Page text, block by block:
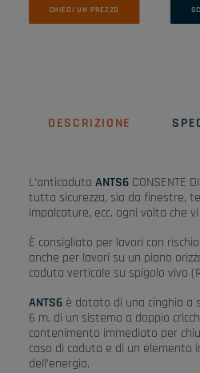
CHIEDI UN PREZZO
DESCRIZIONE
L’anticaduta ANTS6 CONSENTE
tutta sicurezza, sia da finestre,
impalcature, ecc. ogni volta che
È consigliato per lavori con
anche per lavori su un piano
caduta verticale su spigolo vivo
ANTS6 è dotato di una cinghia a
6 m, di un sistema a doppio
contenimento immediato per
caso di caduta e di un elemento
dell’energia.